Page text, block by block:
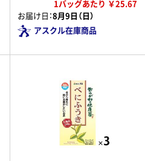
1バッグあたり ￥25.67
お届け日：8月9日（日）
アスクル在庫商品